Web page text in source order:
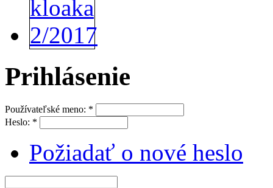
Prihlásenie
Používateľské meno: *
Heslo: *
Požiadať o nové heslo